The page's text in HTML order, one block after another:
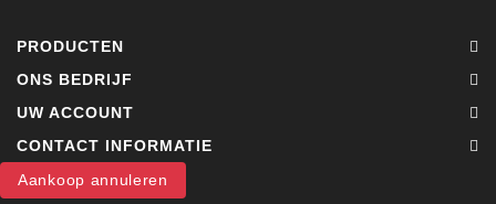
PRODUCTEN
ONS BEDRIJF
UW ACCOUNT
CONTACT INFORMATIE
Aankoop annuleren